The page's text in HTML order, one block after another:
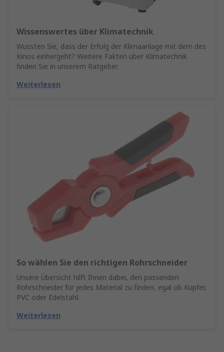
Wissenswertes über Klimatechnik
Wussten Sie, dass der Erfolg der Klimaanlage mit dem des
Kinos einhergeht? Weitere Fakten über Klimatechnik
finden Sie in unserem Ratgeber.
Weiterlesen
So wählen Sie den richtigen Rohrschneider
Unsere Übersicht hilft Ihnen dabei, den passenden
Rohrschneider für jedes Material zu finden, egal ob Kupfer,
PVC oder Edelstahl.
Weiterlesen